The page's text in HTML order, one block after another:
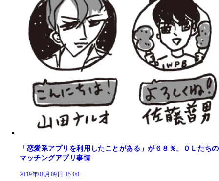
「恋愛系アプリを利用したことがある」が６８％。ＯＬたちの
マッチングアプリ事情
2019年08月09日 15:00